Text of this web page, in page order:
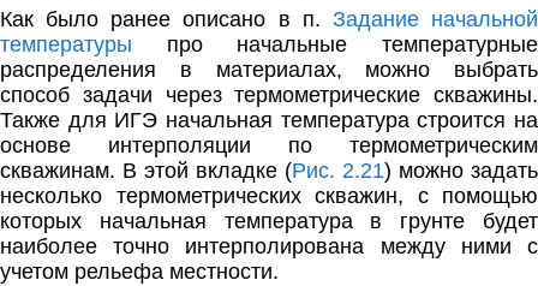
Как было ранее описано в п. Задание начальной
температуры про начальные температурные
распределения в материалах, можно выбрать
способ задачи через термометрические скважины.
Также для ИГЭ начальная температура строится на
основе интерполяции по термометрическим
скважинам. В этой вкладке (Рис. 2.21) можно задать
несколько термометрических скважин, с помощью
которых начальная температура в грунте будет
наиболее точно интерполирована между ними с
учетом рельефа местности.